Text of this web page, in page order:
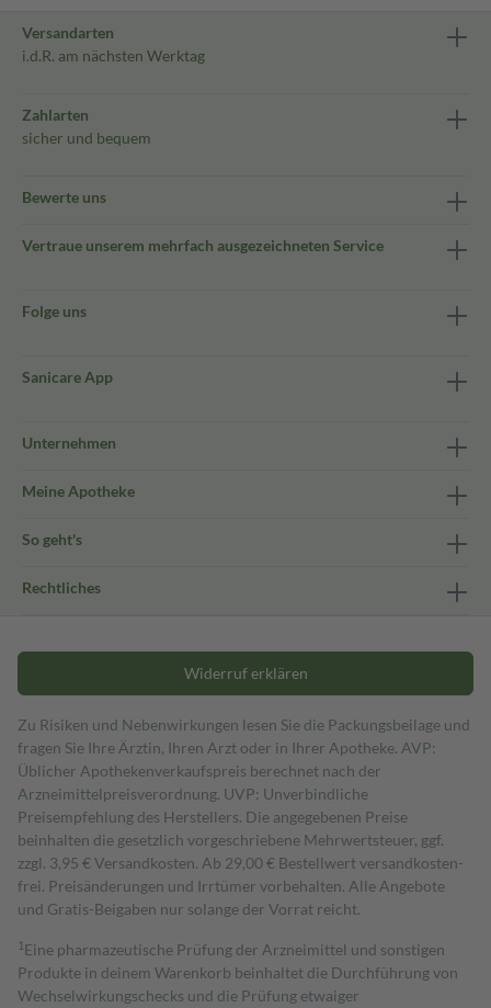
Versandarten
i.d.R. am nächsten Werktag
Zahlarten
sicher und bequem
Bewerte uns
Vertraue unserem mehrfach ausgezeichneten Service
Folge uns
Sanicare App
Unternehmen
Meine Apotheke
So geht's
Rechtliches
Widerruf erklären
Zu Risiken und Nebenwirkungen lesen Sie die Packungsbeilage und
fragen Sie Ihre Ärztin, Ihren Arzt oder in Ihrer Apotheke. AVP:
Üblicher Apothekenverkaufspreis berechnet nach der
Arzneimittelpreisverordnung. UVP: Unverbindliche
Preisempfehlung des Herstellers. Die angegebenen Preise
beinhalten die gesetzlich vorgeschriebene Mehrwertsteuer, ggf.
zzgl. 3,95 € Versandkosten. Ab 29,00 € Bestell­wert versand­kosten­
frei. Preisänderungen und Irrtümer vorbehalten. Alle Angebote
und Gratis-Beigaben nur solange der Vorrat reicht.
1 Eine pharmazeutische Prüfung der Arzneimittel und sonstigen
Produkte in deinem Warenkorb beinhaltet die Durchführung von
Wechselwirkungschecks und die Prüfung etwaiger